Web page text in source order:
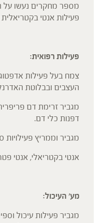
מספר מחקרים נעשו על
פעילות אנטי בקטריאלית
פעילות רפואית:
צמח בעל פעילות
העצבים ובבלוטת
מגביר זרימת דם
דפנות כלי דם.
מגביר וממריץ פעילויות
אנטי בקטריאלי, אנטי
מע' העיכול:
מגביר פעילות עיכול